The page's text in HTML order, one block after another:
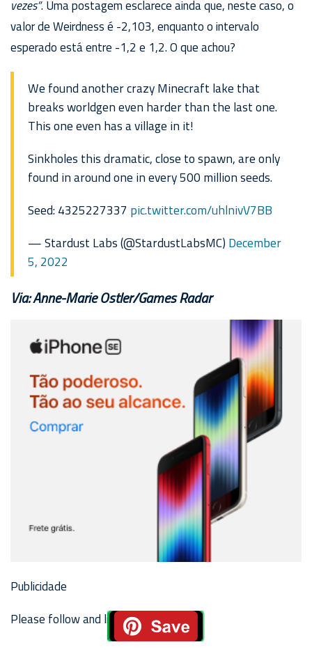
vezes”. Uma postagem esclarece ainda que, neste caso, o
valor de Weirdness é -2,103, enquanto o intervalo
esperado está entre -1,2 e 1,2. O que achou?
We found another crazy Minecraft lake that
breaks worldgen even harder than the last one.
This one even has a village in it!
Sinkholes this dramatic, close to spawn, are only
found in around one in every 500 million seeds.
Seed: 4325227337 pic.twitter.com/uhlnivV7BB
— Stardust Labs (@StardustLabsMC) December
5, 2022
Via: Anne-Marie Ostler/Games Radar
Publicidade
Please follow and like us: